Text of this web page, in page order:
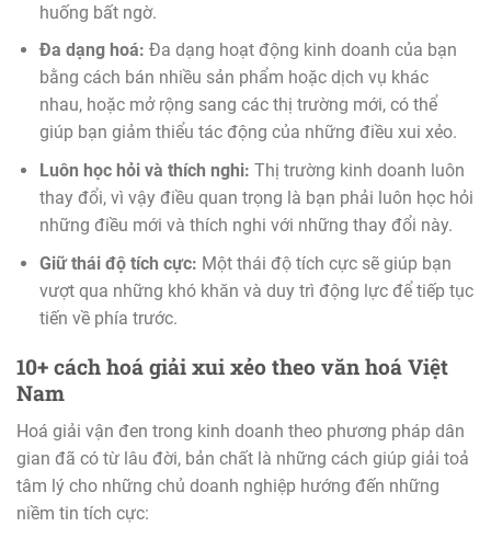
huống bất ngờ.
Đa dạng hoá: Đa dạng hoạt động kinh doanh của bạn
bằng cách bán nhiều sản phẩm hoặc dịch vụ khác
nhau, hoặc mở rộng sang các thị trường mới, có thể
giúp bạn giảm thiểu tác động của những điều xui xẻo.
Luôn học hỏi và thích nghi: Thị trường kinh doanh luôn
thay đổi, vì vậy điều quan trọng là bạn phải luôn học hỏi
những điều mới và thích nghi với những thay đổi này.
Giữ thái độ tích cực: Một thái độ tích cực sẽ giúp bạn
vượt qua những khó khăn và duy trì động lực để tiếp tục
tiến về phía trước.
10+ cách hoá giải xui xẻo theo văn hoá Việt
Nam
Hoá giải vận đen trong kinh doanh theo phương pháp dân
gian đã có từ lâu đời, bản chất là những cách giúp giải toả
tâm lý cho những chủ doanh nghiệp hướng đến những
niềm tin tích cực: